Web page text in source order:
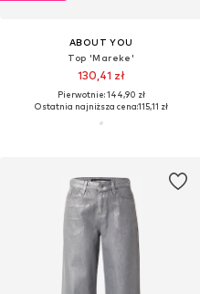
ABOUT YOU
Top 'Mareke'
130,41 zł
Pierwotnie: 144,90 zł
Ostatnia najniższa cena:115,11 zł